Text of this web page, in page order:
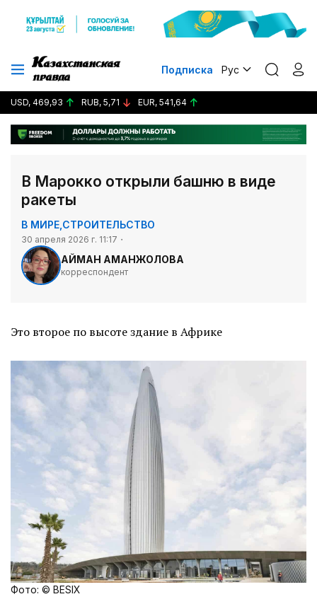
Подписка Рус
USD, 469,93 RUB, 5,71 EUR, 541,64
В Марокко открыли башню в виде
ракеты
В МИРЕ СТРОИТЕЛЬСТВО
30 апреля 2026 г. 11:17
АЙМАН АМАНЖОЛОВА
корреспондент
Это второе по высоте здание в Африке
Фото: © BESIX